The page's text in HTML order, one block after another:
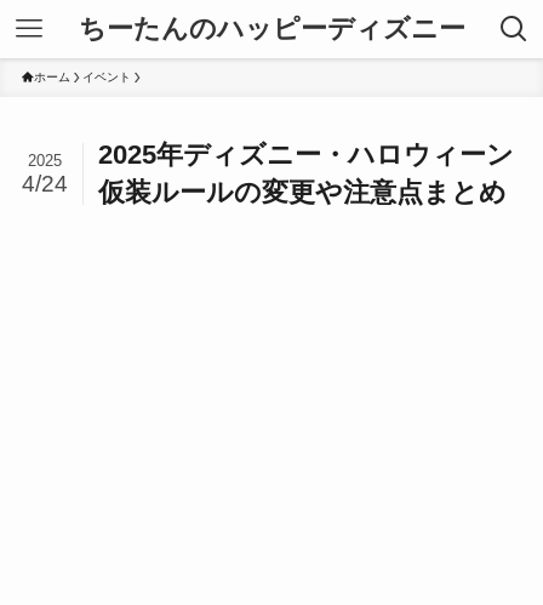
ちーたんのハッピーディズニー
ホーム イベント
2025年ディズニー・ハロウィーン
仮装ルールの変更や注意点まとめ
2025
4/24